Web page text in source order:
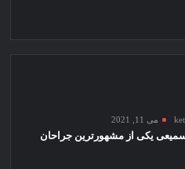
می 11, 2021
یکی از مشهورترین جراحان